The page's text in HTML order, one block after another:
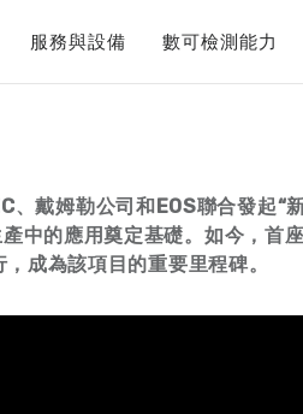
服務與設備 數可檢測能力
、戴姆勒公司和EOS聯合發起“
中的應用奠定基礎。如今，首
，成為該項目的重要里程碑。